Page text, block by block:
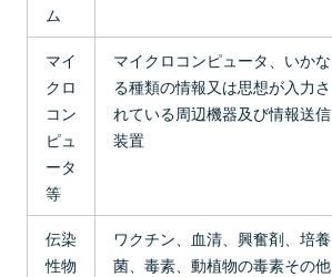
ム
マイ
クロ
コン
ピュ
ータ
等
マイクロコンピュータ、いかな
る種類の情報又は思想が入力さ
れている周辺機器及び情報送信
装置
伝染
性物
ワクチン、血清、興奮剤、培養
菌、毒素、動植物の毒素その他